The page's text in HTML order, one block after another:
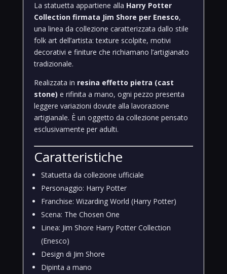
La statuetta appartiene alla Harry Potter
Collection firmata Jim Shore per Enesco,
una linea da collezione caratterizzata dallo stile
folk art dell’artista: texture scolpite, motivi
decorativi e finiture che richiamano l’artigianato
tradizionale.
Realizzata in resina effetto pietra (cast
stone) e rifinita a mano, ogni pezzo presenta
leggere variazioni dovute alla lavorazione
artigianale. È un oggetto da collezione pensato
esclusivamente per adulti.
Caratteristiche
Statuetta da collezione ufficiale
Personaggio: Harry Potter
Franchise: Wizarding World (Harry Potter)
Scena: The Chosen One
Linea: Jim Shore Harry Potter Collection
(Enesco)
Design di Jim Shore
Dipinta a mano